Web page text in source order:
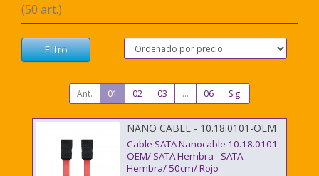
(50 art.)
Filtro
Ant. 01 02 03 ... 06 Sig.
NANO CABLE - 10.18.0101-OEM
Cable SATA Nanocable 10.18.0101-
OEM/ SATA Hembra - SATA
Hembra/ 50cm/ Rojo